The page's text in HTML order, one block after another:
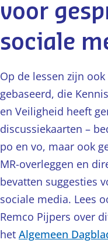
voor
sociale
Op de lessen zijn
gebaseerd, die
en Veiligheid heeft
discussiekaarten –
po en vo, maar ook
MR-overleggen en
bevatten suggesties
sociale media. Lees
Remco Pijpers over
het Algemeen